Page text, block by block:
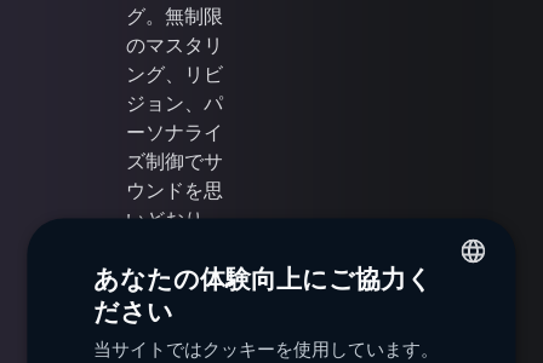
グ。無制限
のマスタリ
ング、リビ
ジョン、パ
ーソナライ
ズ制御でサ
ウンドを思
いどおり
FRENCH
あなたの体験向上にご協力く
ださい
当サイトではクッキーを使用しています。